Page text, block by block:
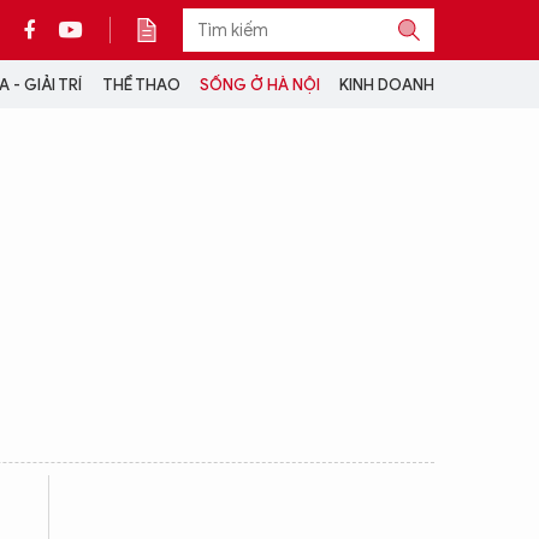
- GIẢI TRÍ THỂ THAO SỐNG Ở HÀ NỘI KINH DOANH